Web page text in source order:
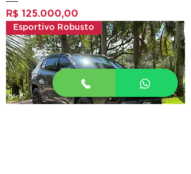
Preço
R$ 125.000,00
Esportivo Robusto